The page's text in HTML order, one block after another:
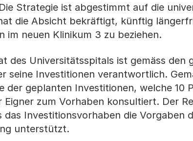
Strategie ist abgestimmt auf die
die Absicht bekräftigt, künftig
im neuen Klinikum 3 zu beziehen.
des Universitätsspitals ist gemäss den
seine Investitionen verantwortlich.
der geplanten Investitionen, welche 10
Eigner zum Vorhaben konsultiert. Der
das Investitionsvorhaben die Vorgaben
unterstützt.